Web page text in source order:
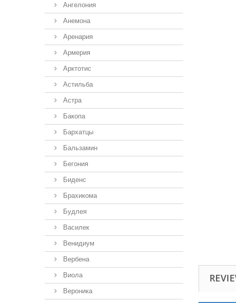
Ангелония
Анемона
Аренария
Армерия
Арктотис
Астильба
Астра
Бакопа
Бархатцы
Бальзамин
Бегония
Биденс
Брахикома
Будлея
Василек
Венидиум
Вербена
Виола
Вероника